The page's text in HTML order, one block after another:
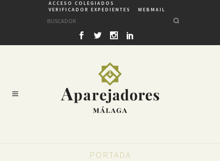
ACCESO COLEGIADOS
VERIFICADOR EXPEDIENTES
WEBMAIL
PORTADA